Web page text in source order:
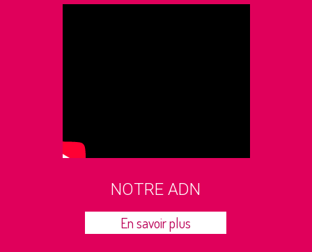
NOTRE ADN
En savoir plus